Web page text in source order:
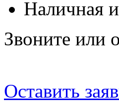
Наличная
Звоните или
Оставить